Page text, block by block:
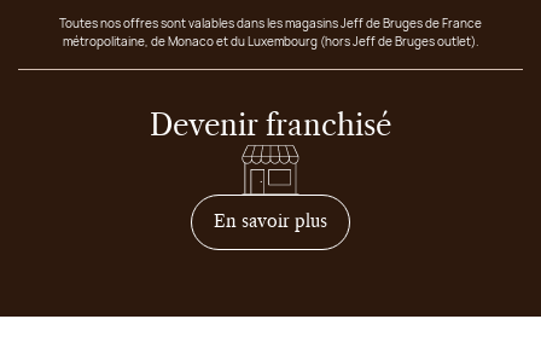
Toutes nos offres sont valables dans les magasins Jeff de Bruges de France
métropolitaine, de Monaco et du Luxembourg (hors Jeff de Bruges outlet).
Devenir franchisé
En savoir plussur comment devenir